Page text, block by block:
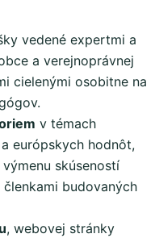
vedené expertmi a
a verejnoprávnej
cielenými osobitne na
v témach
európskych hodnôt,
skúseností
budovaných
, webovej stránky